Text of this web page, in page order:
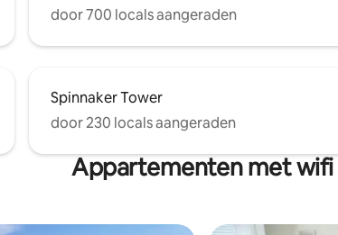
door 700 locals aangeraden
Spinnaker Tower
door 230 locals aangeraden
Appartementen met wifi